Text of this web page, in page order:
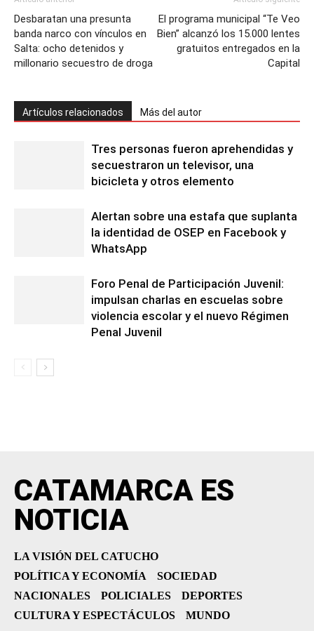
Desbaratan una presunta
banda narco con vínculos en
Salta: ocho detenidos y
millonario secuestro de droga
El programa municipal “Te Veo
Bien” alcanzó los 15.000 lentes
gratuitos entregados en la
Capital
Artículos relacionados Más del autor
Tres personas fueron aprehendidas y
secuestraron un televisor, una
bicicleta y otros elemento
Alertan sobre una estafa que suplanta
la identidad de OSEP en Facebook y
WhatsApp
Foro Penal de Participación Juvenil:
impulsan charlas en escuelas sobre
violencia escolar y el nuevo Régimen
Penal Juvenil
CATAMARCA ES
NOTICIA
LA VISIÓN DEL CATUCHO
POLÍTICA Y ECONOMÍA
SOCIEDAD
NACIONALES
POLICIALES
DEPORTES
CULTURA Y ESPECTÁCULOS
MUNDO